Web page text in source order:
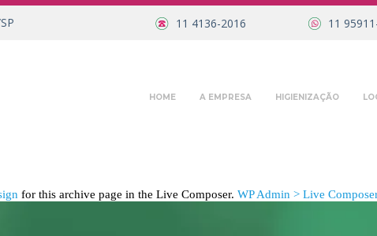
11 4136-2016 11
HOME A EMPRESA HIGIENIZAÇÃO
for this archive page in the Live Composer. WP Admin > Live